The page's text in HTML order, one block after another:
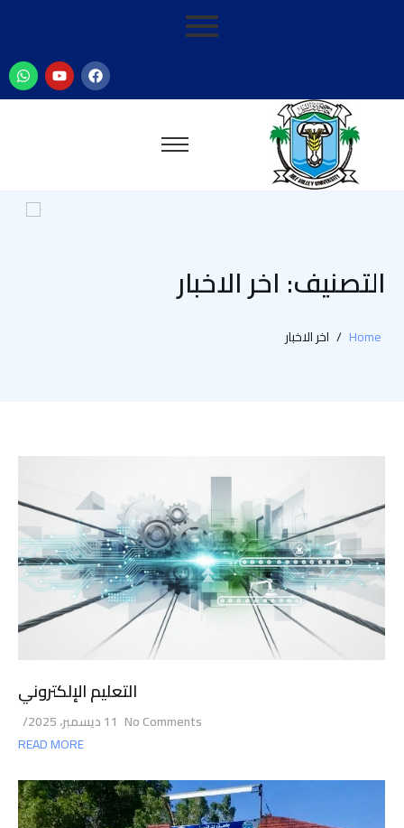
التصنيف: اخر الاخبار
Home
/ اخر الاخبار
التعليم الإلكتروني
11 ديسمبر، 2025 /
No Comments
READ MORE